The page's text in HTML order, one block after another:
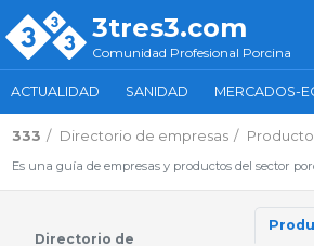
3tres3.com
Comunidad Profesional Porcina
ACTUALIDAD SANIDAD MERCADOS-
333 Directorio de empresas
Es una guía de empresas y productos del sector
Directorio de